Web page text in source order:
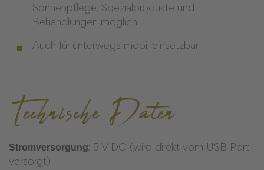
Sonnenpflege, Spezialprodukte und
Behandlungen möglich
Auch für unterwegs mobil einsetzbar
Technische Daten
Stromversorgung: 5 V DC (wird direkt vom USB Port
versorgt)